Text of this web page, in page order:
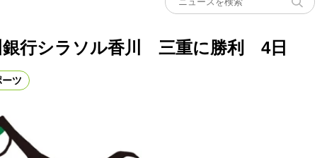
銀行シラソル香川 三重に勝利 4日
ーツ